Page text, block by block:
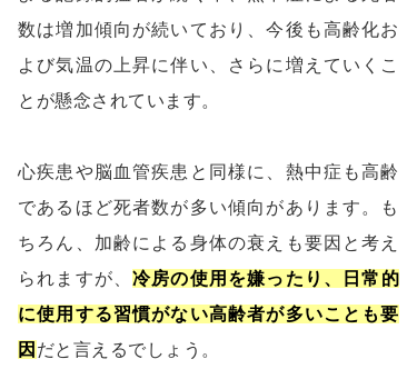
数は増加傾向が続いており、今後も高齢化お
よび気温の上昇に伴い、さらに増えていくこ
とが懸念されています。
心疾患や脳血管疾患と同様に、熱中症も高齢
であるほど死者数が多い傾向があります。も
ちろん、加齢による身体の衰えも要因と考え
られますが、冷房の使用を嫌ったり、日常的
に使用する習慣がない高齢者が多いことも要
因 だと言えるでしょう。